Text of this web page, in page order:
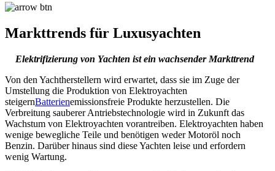
Markttrends für Luxusyachten
Elektrifizierung von Yachten ist ein wachsender Markttrend
Von den Yachtherstellern wird erwartet, dass sie im Zuge der
Umstellung die Produktion von Elektroyachten
steigernBatterienemissionsfreie Produkte herzustellen. Die
Verbreitung sauberer Antriebstechnologie wird in Zukunft das
Wachstum von Elektroyachten vorantreiben. Elektroyachten haben
wenige bewegliche Teile und benötigen weder Motoröl noch
Benzin. Darüber hinaus sind diese Yachten leise und erfordern
wenig Wartung.